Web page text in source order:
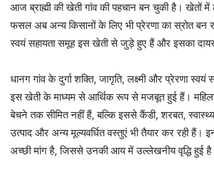
आज ब्राह्मी की खेती गांव की पहचान बन चुकी है। खेतों में
फसल अब अन्य किसानों के लिए भी प्रेरणा का स्रोत बन
स्वयं सहायता समूह इस खेती से जुड़े हुए हैं और इसका
धानग गांव के दुर्गा शक्ति, जागृति, लक्ष्मी और प्रेरणा स्वयं
इस खेती के माध्यम से आर्थिक रूप से मजबूत हुई हैं।
बेचने तक सीमित नहीं हैं, बल्कि इससे कैंडी, शरबत,
उत्पाद और अन्य मूल्यवर्धित वस्तुएं भी तैयार कर रही हैं।
अच्छी मांग है, जिससे उनकी आय में उल्लेखनीय वृद्धि हुई